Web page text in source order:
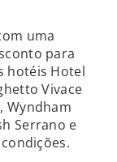
uma
para
hotéis Hotel
Vivace
Wyndham
Serrano e